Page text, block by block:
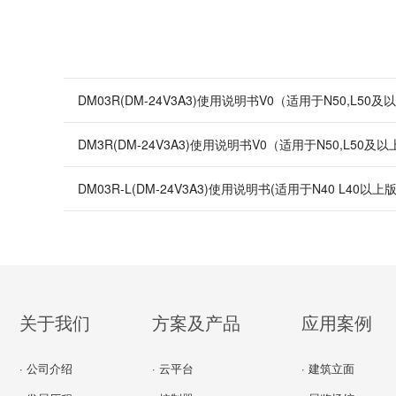
DM03R(DM-24V3A3)使用说明书V0（适用于N50,L50及
DM3R(DM-24V3A3)使用说明书V0（适用于N50,L50及以
DM03R-L(DM-24V3A3)使用说明书(适用于N40 L40以上
关于我们
· 公司介绍
方案及产品
· 云平台
应用案例
· 建筑立面